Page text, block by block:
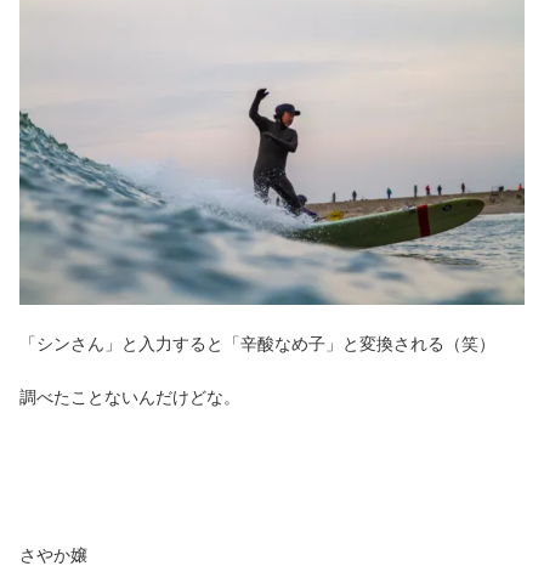
「シンさん」と入力すると「辛酸なめ子」と変換される（笑）
調べたことないんだけどな。
さやか嬢